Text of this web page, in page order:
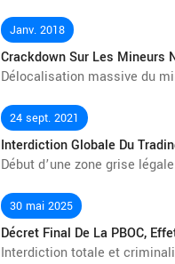
Janv. 2018
Crackdown Sur Les Mineurs
Délocalisation massive du
24 sept. 2021
Interdiction Globale Du
Début d’une zone grise légale
30 mai 2025
Décret Final De La PBOC,
Interdiction totale et